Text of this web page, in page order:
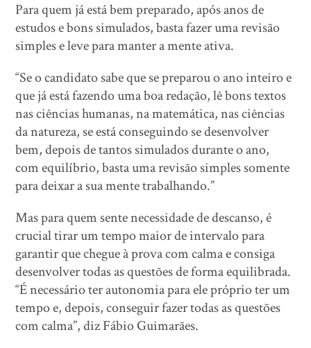
Para quem já está bem preparado, após anos de
estudos e bons simulados, basta fazer uma revisão
simples e leve para manter a mente ativa.
“Se o candidato sabe que se preparou o ano inteiro e
que já está fazendo uma boa redação, lê bons textos
nas ciências humanas, na matemática, nas ciências
da natureza, se está conseguindo se desenvolver
bem, depois de tantos simulados durante o ano,
com equilíbrio, basta uma revisão simples somente
para deixar a sua mente trabalhando.”
Mas para quem sente necessidade de descanso, é
crucial tirar um tempo maior de intervalo para
garantir que chegue à prova com calma e consiga
desenvolver todas as questões de forma equilibrada.
“É necessário ter autonomia para ele próprio ter um
tempo e, depois, conseguir fazer todas as questões
com calma”, diz Fábio Guimarães.